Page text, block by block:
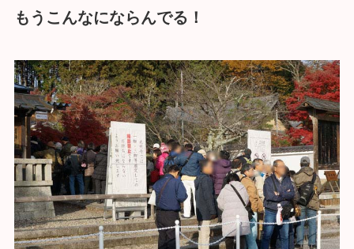
もうこんなにならんでる！